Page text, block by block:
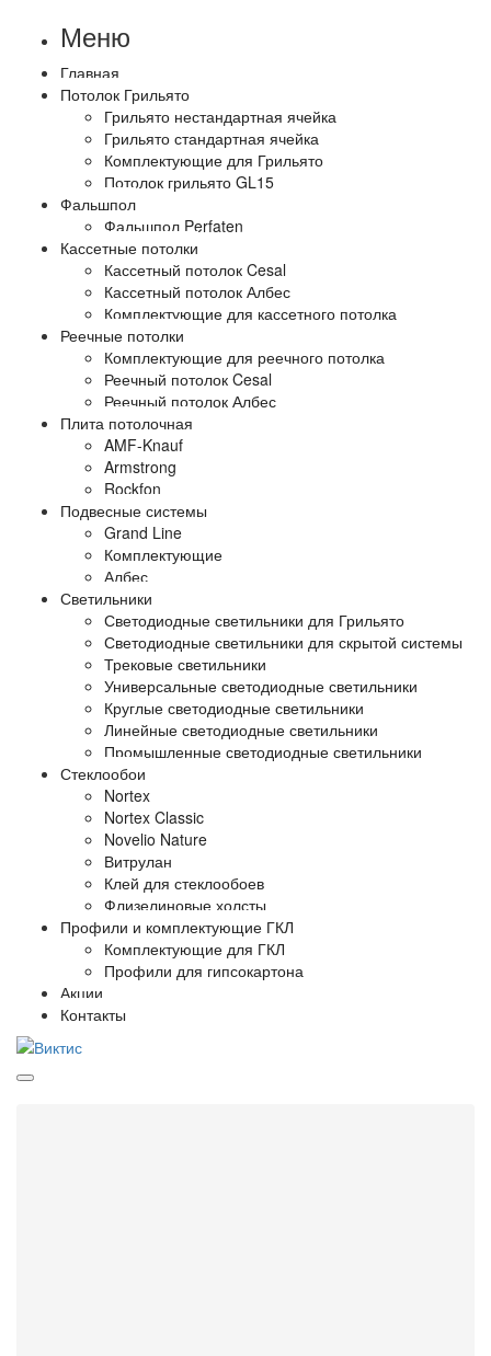
Меню
Главная
Потолок Грильято
Грильято нестандартная ячейка
Грильято стандартная ячейка
Комплектующие для Грильято
Потолок грильято GL15
Фальшпол
Фальшпол Perfaten
Кассетные потолки
Кассетный потолок Cesal
Кассетный потолок Албес
Комплектующие для кассетного потолка
Реечные потолки
Комплектующие для реечного потолка
Реечный потолок Cesal
Реечный потолок Албес
Плита потолочная
AMF-Knauf
Armstrong
Rockfon
Подвесные системы
Grand Line
Комплектующие
Албес
Светильники
Светодиодные светильники для Грильято
Светодиодные светильники для скрытой системы
Трековые светильники
Универсальные светодиодные светильники
Круглые светодиодные светильники
Линейные светодиодные светильники
Промышленные светодиодные светильники
Стеклообои
Nortex
Nortex Classic
Novelio Nature
Витрулан
Клей для стеклообоев
Флизелиновые холсты
Профили и комплектующие ГКЛ
Комплектующие для ГКЛ
Профили для гипсокартона
Акции
Контакты